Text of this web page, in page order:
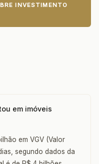
INVESTIMENTO
em imóveis
em VGV (Valor
segundo dados da